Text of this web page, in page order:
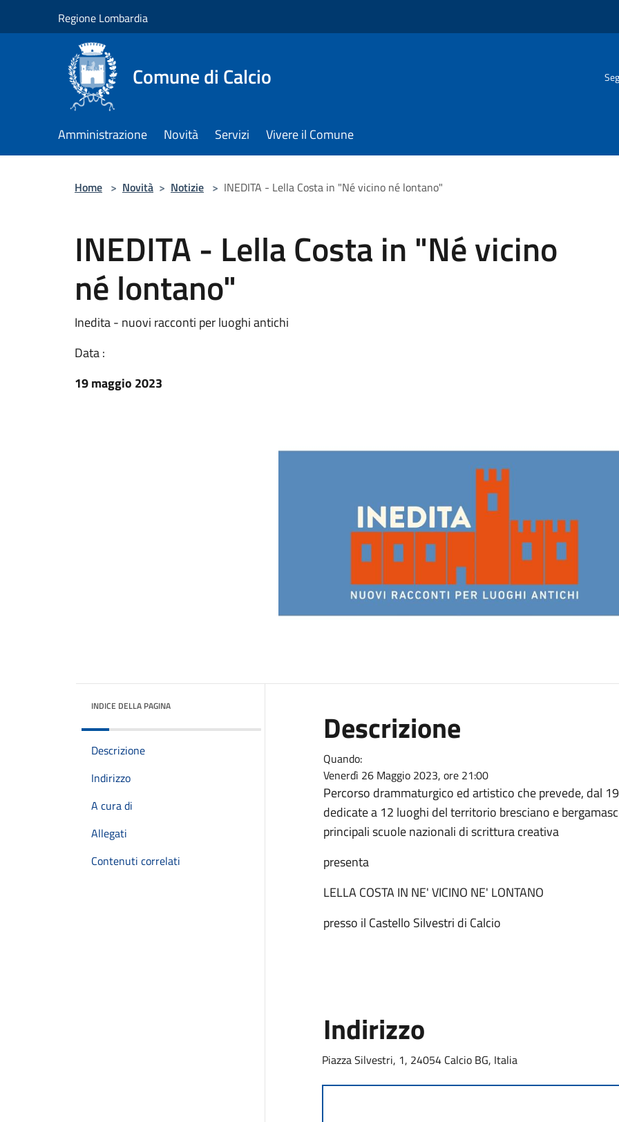
Regione Lombardia
Comune di Calcio
Amministrazione Novità Servizi Vivere il Comune
Home > Novità > Notizie > INEDITA - Lella Costa in "Né vicino né lontano"
INEDITA - Lella Costa in "Né vicino
né lontano"
Inedita - nuovi racconti per luoghi antichi
Data :
19 maggio 2023
INDICE DELLA PAGINA
Descrizione
Indirizzo
A cura di
Allegati
Contenuti correlati
Descrizione
Quando:
Venerdì 26 Maggio 2023, ore 21:00
Percorso drammaturgico ed artistico che prevede, dal
dedicate a 12 luoghi del territorio bresciano e
principali scuole nazionali di scrittura creativa
presenta
LELLA COSTA IN NE' VICINO NE' LONTANO
presso il Castello Silvestri di Calcio
Indirizzo
Piazza Silvestri, 1, 24054 Calcio BG, Italia